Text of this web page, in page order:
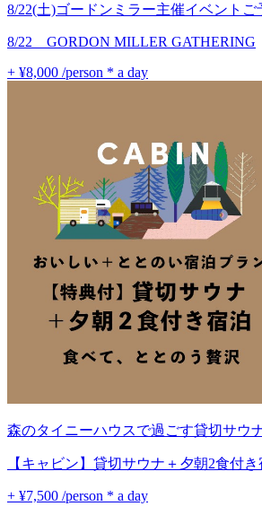
8/22(土)ゴードンミラー主催イベントご
8/22 GORDON MILLER GATHERING
+ ¥8,000 /person * a day
森のタイニーハウスで過ごす貸切サウ
【キャビン】貸切サウナ＋夕朝2食付
+ ¥7,500 /person * a day